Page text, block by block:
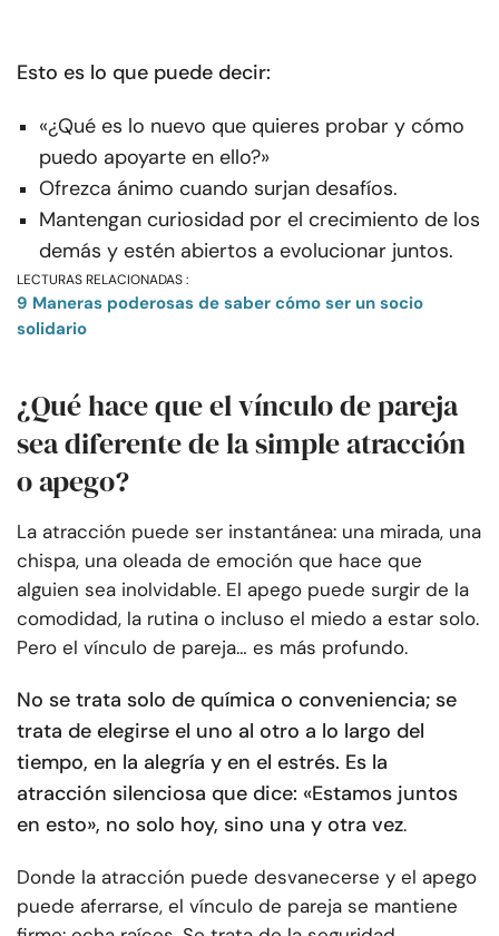
Esto es lo que puede decir:
«¿Qué es lo nuevo que quieres probar y cómo
puedo apoyarte en ello?»
Ofrezca ánimo cuando surjan desafíos.
Mantengan curiosidad por el crecimiento de los
demás y estén abiertos a evolucionar juntos.
LECTURAS RELACIONADAS :
9 Maneras poderosas de saber cómo ser un socio
solidario
¿Qué hace que el vínculo de pareja
sea diferente de la simple atracción
o apego?
La atracción puede ser instantánea: una mirada, una
chispa, una oleada de emoción que hace que
alguien sea inolvidable. El apego puede surgir de la
comodidad, la rutina o incluso el miedo a estar solo.
Pero el vínculo de pareja… es más profundo.
No se trata solo de química o conveniencia; se
trata de elegirse el uno al otro a lo largo del
tiempo, en la alegría y en el estrés. Es la
atracción silenciosa que dice: «Estamos juntos
en esto», no solo hoy, sino una y otra vez.
Donde la atracción puede desvanecerse y el apego
puede aferrarse, el vínculo de pareja se mantiene